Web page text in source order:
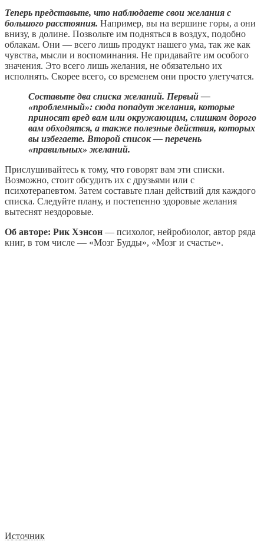
Теперь представьте, что наблюдаете свои желания с
большого расстояния. Например, вы на вершине горы, а они
внизу, в долине. Позвольте им подняться в воздух, подобно
облакам. Они — всего лишь продукт нашего ума, так же как
чувства, мысли и воспоминания. Не придавайте им особого
значения. Это всего лишь желания, не обязательно их
исполнять. Скорее всего, со временем они просто улетучатся.
Составьте два списка желаний. Первый —
«проблемный»: сюда попадут желания, которые
приносят вред вам или окружающим, слишком дорого
вам обходятся, а также полезные действия, которых
вы избегаете. Второй список — перечень
«правильных» желаний.
Прислушивайтесь к тому, что говорят вам эти списки.
Возможно, стоит обсудить их с друзьями или с
психотерапевтом. Затем составьте план действий для каждого
списка. Следуйте плану, и постепенно здоровые желания
вытеснят нездоровые.
Об авторе: Рик Хэнсон — психолог, нейробиолог, автор ряда
книг, в том числе — «Мозг Будды», «Мозг и счастье».
Источник